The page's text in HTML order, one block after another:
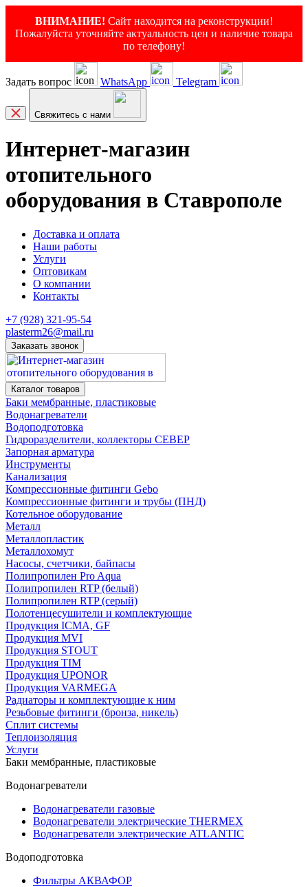
ВНИМАНИЕ! Сайт находится на реконструкции!
Пожалуйста уточняйте актуальность цен и наличие товара
по телефону!
Задать вопрос WhatsApp Telegram
Свяжитесь с нами
Интернет-магазин
отопительного
оборудования в Ставрополе
Доставка и оплата
Наши работы
Услуги
Оптовикам
О компании
Контакты
+7 (928) 321-95-54
plasterm26@mail.ru
Заказать звонок
Каталог товаров
Баки мембранные, пластиковые
Водонагреватели
Водоподготовка
Гидроразделители, коллекторы СЕВЕР
Запорная арматура
Инструменты
Канализация
Компрессионные фитинги Gebo
Компрессионные фитинги и трубы (ПНД)
Котельное оборудование
Металл
Металлопластик
Металлохомут
Насосы, счетчики, байпасы
Полипропилен Pro Aqua
Полипропилен RTP (белый)
Полипропилен RTP (серый)
Полотенцесушители и комплектующие
Продукция ICMA, GF
Продукция MVI
Продукция STOUT
Продукция TIM
Продукция UPONOR
Продукция VARMEGA
Радиаторы и комплектующие к ним
Резьбовые фитинги (бронза, никель)
Сплит системы
Теплоизоляция
Услуги
Баки мембранные, пластиковые
Водонагреватели
Водонагреватели газовые
Водонагреватели электрические THERMEX
Водонагреватели электрические ATLANTIC
Водоподготовка
Фильтры АКВАФОР